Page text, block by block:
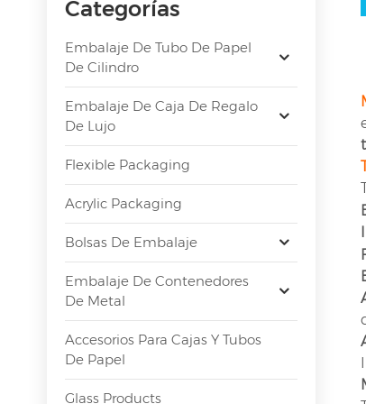
Categorías
Embalaje De Tubo De Papel
De Cilindro
Embalaje De Caja De Regalo
De Lujo
Flexible Packaging
Acrylic Packaging
Bolsas De Embalaje
Embalaje De Contenedores
De Metal
Accesorios Para Cajas Y Tubos
De Papel
Glass Products